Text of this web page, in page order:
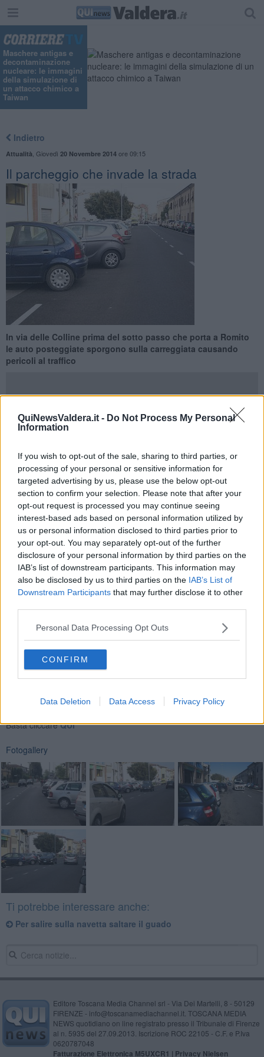
QuiNewsValdera.it - Do Not Process My Personal
Information
If you wish to opt-out of the sale, sharing to third parties, or
processing of your personal or sensitive information for
targeted advertising by us, please use the below opt-out
section to confirm your selection. Please note that after your
opt-out request is processed you may continue seeing
interest-based ads based on personal information utilized by
us or personal information disclosed to third parties prior to
your opt-out. You may separately opt-out of the further
disclosure of your personal information by third parties on the
IAB’s list of downstream participants. This information may
also be disclosed by us to third parties on the IAB’s List of
Downstream Participants that may further disclose it to other
Personal Data Processing Opt Outs
CONFIRM
Data Deletion Data Access Privacy Policy
Maschere antigas e
decontaminazione
nucleare: le immagini
della simulazione di
un attacco chimico a
Taiwan
Indietro
Attualità Giovedì 20 Novembre 2014ore 09:15
Il parcheggio che invade la strada
In via delle Colline prima del sotto passo che porta a Romito
le auto posteggiate sporgono sulla carreggiata causando
pericoli al traffico
transitano occupano anche l'altra corsia con il rischio di
incidenti.Succede a Pontedera invia delle Colline per Legoli
poco prima del sottopasso che porta a Romito. Molti cittadini hanno
segnalato a Qui news Valdera il problema inviando le foto delle
auto che sporgono sulla strada causando pericolo.
Prima del tratto in questione c'è uno spazio abbastanza ampio da
poter posteggiare senza invadere la carreggiata,lo spazio si va
riducendo ma le autovengono lo stesso parcheggiate,
tratto interessato ci sono anche alcune attività commerciali e
spesso si fermano dei furgoni che invadono ancora di più la strada.
Newsletter QUInews - ToscanaMedia.
Arriva gratis tutti i giorni
alle 20:00 direttamente nella tua casella di posta.
Basta cliccareQUI
Fotogallery
Ti potrebbe interessare anche:
​Per salire sulla navetta saltare il guado
Editore Toscana Media Channel srl - Via Dei Martelli, 8 - 50129
FIRENZE - info@toscanamediachannel.it. TOSCANA MEDIA
NEWS quotidiano on line registrato presso il Tribunale di Firenze
al n. 5935 del 27.09.2013. Iscrizione ROC 22105 - C.F. e P.Iva
0620787048
Fatturazione Elettronica M5UXCR1 | Privacy Nielsen